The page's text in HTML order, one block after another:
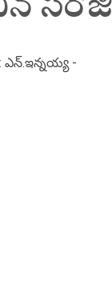
ఎన్.ఇన్నయ్య -